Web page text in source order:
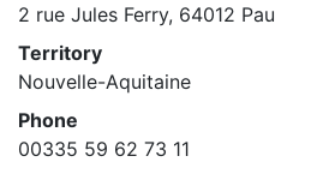
2 rue Jules Ferry, 64012 Pau
Territory
Nouvelle-Aquitaine
Phone
00335 59 62 73 11